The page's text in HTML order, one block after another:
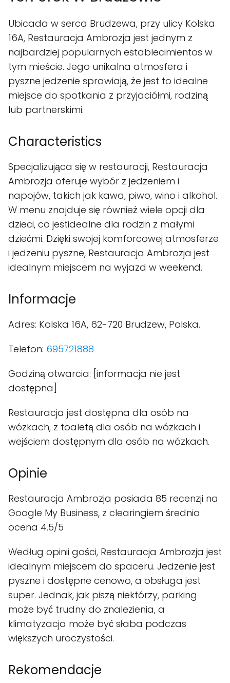
Ubicada w serca Brudzewa, przy ulicy Kolska
16A, Restauracja Ambrozja jest jednym z
najbardziej popularnych establecimientos w
tym mieście. Jego unikalna atmosfera i
pyszne jedzenie sprawiają, że jest to idealne
miejsce do spotkania z przyjaciółmi, rodziną
lub partnerskimi.
Characteristics
Specjalizująca się w restauracji, Restauracja
Ambrozja oferuje wybór z jedzeniem i
napojów, takich jak kawa, piwo, wino i alkohol.
W menu znajduje się również wiele opcji dla
dzieci, co jestidealne dla rodzin z małymi
dziećmi. Dzięki swojej komforcowej atmosferze
i jedzeniu pyszne, Restauracja Ambrozja jest
idealnym miejscem na wyjazd w weekend.
Informacje
Adres: Kolska 16A, 62-720 Brudzew, Polska.
Telefon: 695721888
Godziną otwarcia: [informacja nie jest
dostępna]
Restauracja jest dostępna dla osób na
wózkach, z toaletą dla osób na wózkach i
wejściem dostępnym dla osób na wózkach.
Opinie
Restauracja Ambrozja posiada 85 recenzji na
Google My Business, z clearingiem średnia
ocena 4.5/5
Według opinii gości, Restauracja Ambrozja jest
idealnym miejscem do spaceru. Jedzenie jest
pyszne i dostępne cenowo, a obsługa jest
super. Jednak, jak piszą niektórzy, parking
może być trudny do znalezienia, a
klimatyzacja może być słaba podczas
większych uroczystości.
Rekomendacje